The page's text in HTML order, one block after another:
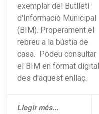
exemplar del Butlletí
d'Informació Municipal
(BIM). Properament el
rebreu a la bústia de
casa. Podeu consultar
el BIM en format digital
des d'aquest enllaç.
Llegir més...